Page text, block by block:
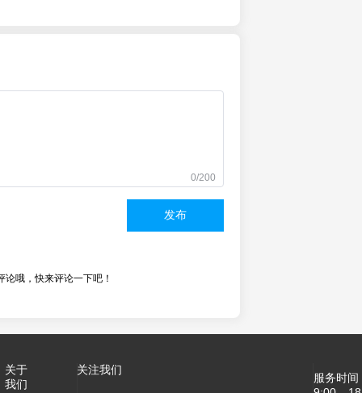
0/200
发布
论哦，快来评论一下吧！
关于
我们
关注我们
服务时